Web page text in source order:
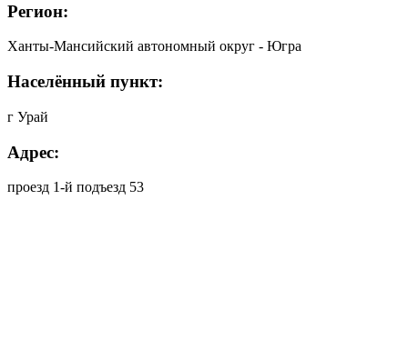
Регион:
Ханты-Мансийский автономный округ - Югра
Населённый пункт:
г Урай
Адрес:
проезд 1-й подъезд 53